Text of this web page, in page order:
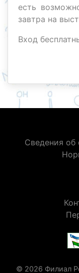
есть
завтра на
Вход
Сведения об
© 2026 Филиал